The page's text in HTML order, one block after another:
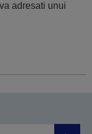
adresati unui